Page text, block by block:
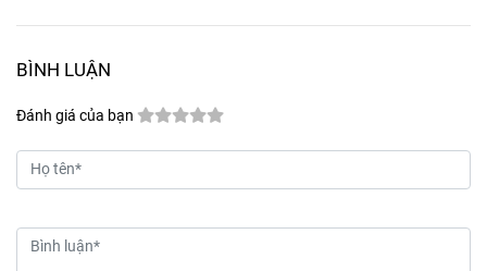
BÌNH LUẬN
Đánh giá của bạn